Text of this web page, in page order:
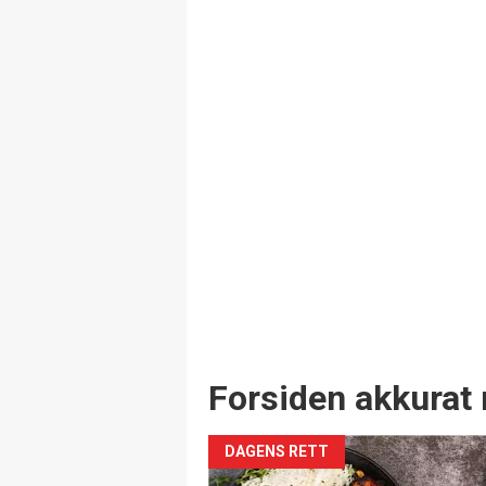
Forsiden akkurat
DAGENS RETT